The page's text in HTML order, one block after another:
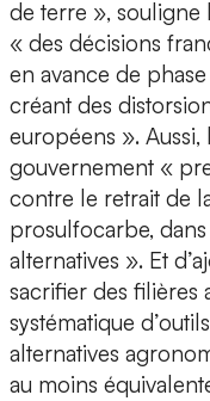
de terre », souligne
« des décisions
en avance de
créant des
européens ».
gouvernement «
contre le retrait de
prosulfocarbe,
alternatives ». Et
sacrifier des filières
systématique
alternatives
au moins